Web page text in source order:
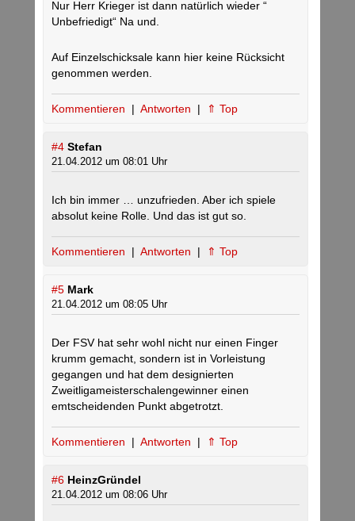
Nur Herr Krieger ist dann natürlich wieder “
Unbefriedigt“ Na und.
Auf Einzelschicksale kann hier keine Rücksicht
genommen werden.
Kommentieren | Antworten | ⇑ Top
#4 Stefan
21.04.2012 um 08:01 Uhr
Ich bin immer … unzufrieden. Aber ich spiele
absolut keine Rolle. Und das ist gut so.
Kommentieren | Antworten | ⇑ Top
#5 Mark
21.04.2012 um 08:05 Uhr
Der FSV hat sehr wohl nicht nur einen Finger
krumm gemacht, sondern ist in Vorleistung
gegangen und hat dem designierten
Zweitligameisterschalengewinner einen
emtscheidenden Punkt abgetrotzt.
Kommentieren | Antworten | ⇑ Top
#6 HeinzGründel
21.04.2012 um 08:06 Uhr